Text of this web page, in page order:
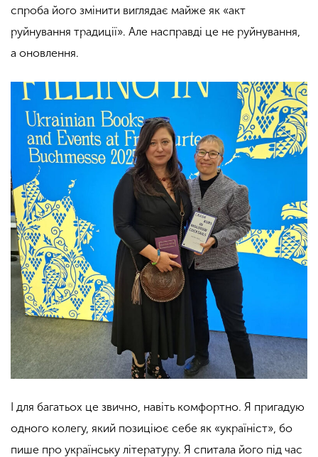
спроба його змінити виглядає майже як «акт
руйнування традиції». Але насправді це не руйнування,
а оновлення.
І для багатьох це звично, навіть комфортно. Я пригадую
одного колегу, який позиціює себе як «україніст», бо
пише про українську літературу. Я спитала його під час